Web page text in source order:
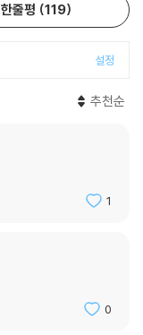
한줄평 119
설정
추천순
1
0